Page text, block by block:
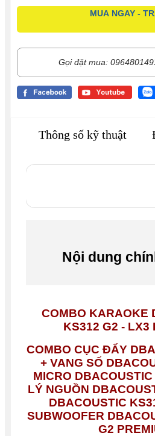
MUA NGAY -
Gọi đặt mua:
Thông số kỹ thuật
Nội dung
COMBO KARAOKE
KS312 G2 - LX3
COMBO CỤC ĐẨY
+ VANG SỐ
MICRO
LÝ NGUỒN
DBACOUSTIC
SUBWOOFER
G2